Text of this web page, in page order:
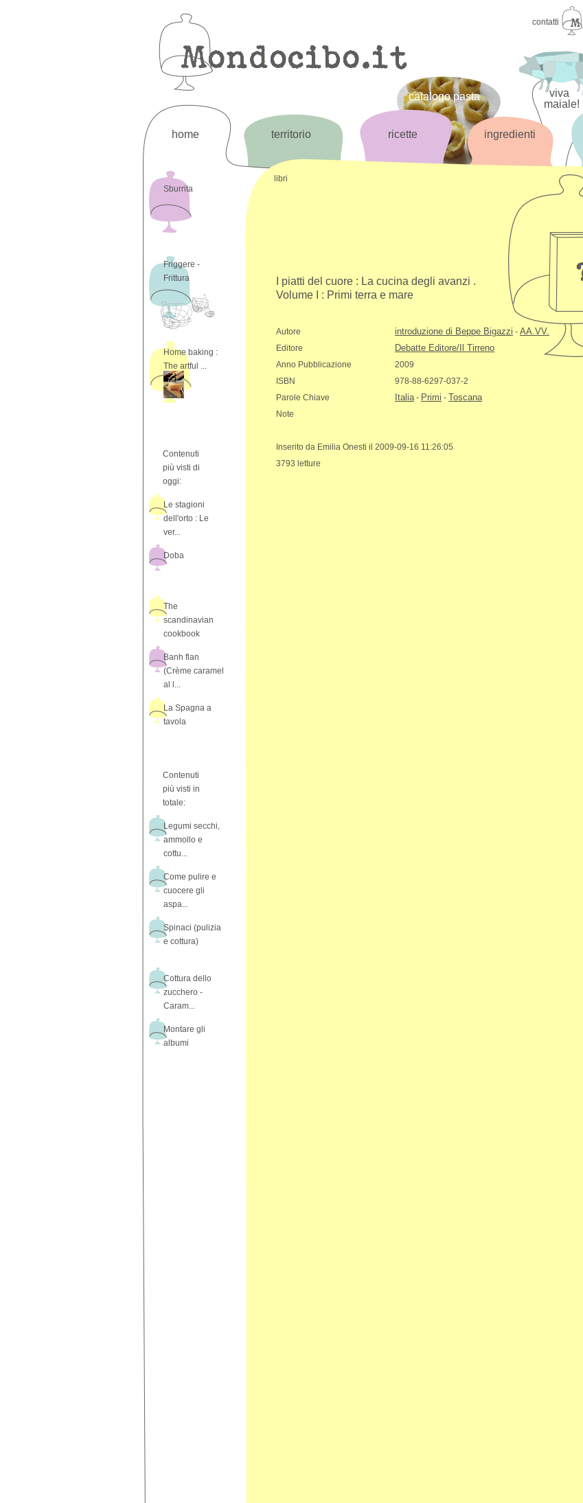
contatti
home territorio ricette
catalogo pasta
ingredienti
viva
maiale!
Sburrita
Friggere -
Frittura
Home baking :
The artful ...
Contenuti
più visti di
oggi:
Le stagioni
dell'orto : Le
ver...
Doba
The
scandinavian
cookbook
Banh flan
(Crème caramel
al l...
La Spagna a
tavola
Contenuti
più visti in
totale:
Legumi secchi,
ammollo e
cottu...
Come pulire e
cuocere gli
aspa...
Spinaci (pulizia
e cottura)
Cottura dello
zucchero -
Caram...
Montare gli
albumi
libri
I piatti del cuore : La cucina degli avanzi .
Volume I : Primi terra e mare
Autore introduzione di Beppe Bigazzi - AA.VV.
Editore Debatte Editore/Il Tirreno
Anno Pubblicazione
2009
ISBN
978-88-6297-037-2
Parole Chiave
Italia- Primi - Toscana
Note
Inserito da Emilia Onesti il 2009-09-16 11:26:05
3793 letture